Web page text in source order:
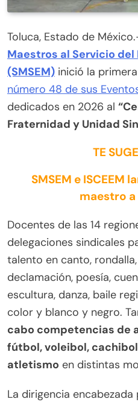
Toluca, Estado de
Maestros al Servicio
(SMSEM) inició la
número 48 de sus
dedicados en 2026 al
Fraternidad y Unidad
TE
SMSEM e ISCEEM
maestro
Docentes de las 14
delegaciones sindicales
talento en canto,
declamación, poesía,
escultura, danza, baile
color y blanco y negro.
cabo competencias de
fútbol, voleibol,
atletismo en distintas
La dirigencia encabezada